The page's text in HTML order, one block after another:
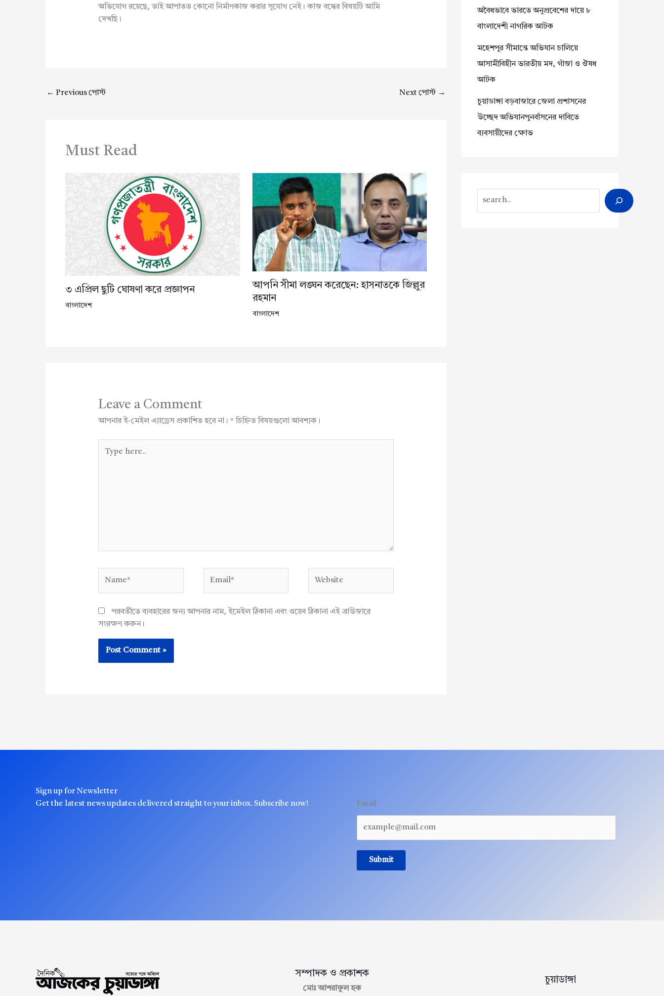
অভিযোগ রয়েছে, তাই আপাতত কোনো নির্মাণকাজ করার সুযোগ নেই। কাজ বন্ধের বিষয়টি আমি
দেখছি।
← Previous পোস্ট Next পোস্ট →
Must Read
৩ এপ্রিল ছুটি ঘোষণা করে প্রজ্ঞাপন
বাংলাদেশ
আপনি সীমা লঙ্ঘন করেছেন: হাসনাতকে জিল্লুর
রহমান
বাংলাদেশ
Leave a Comment
আপনার ই-মেইল এ্যাড্রেস প্রকাশিত হবে না। *চিহ্নিত বিষয়গুলো আবশ্যক।
here..
পরবর্তীতে ব্যবহারের জন্য আপনার নাম, ইমেইল ঠিকানা এবং ওয়েব ঠিকানা এই ব্রাউজারে
সংরক্ষণ করুন।
অবৈধভাবে ভারতে অনুপ্রবেশের দায়ে ৮
বাংলাদেশী নাগরিক আটক
মহেশপুর সীমান্তে অভিযান চালিয়ে
আসামীবিহীন ভারতীয় মদ, গাঁজা ও ঔষধ
আটক
চুয়াডাঙ্গা বড়বাজারে জেলা প্রশাসনের
উচ্ছেদ অভিযানপুনর্বাসনের দাবিতে
ব্যবসায়ীদের ক্ষোভ
Sign up for Newsletter
Get the latest news updates delivered straight to your inbox. Subscribe now!
Email
Submit
সম্পাদক ও প্রকাশক
মোঃ আশরাফুল হক
চুয়াডাঙ্গা